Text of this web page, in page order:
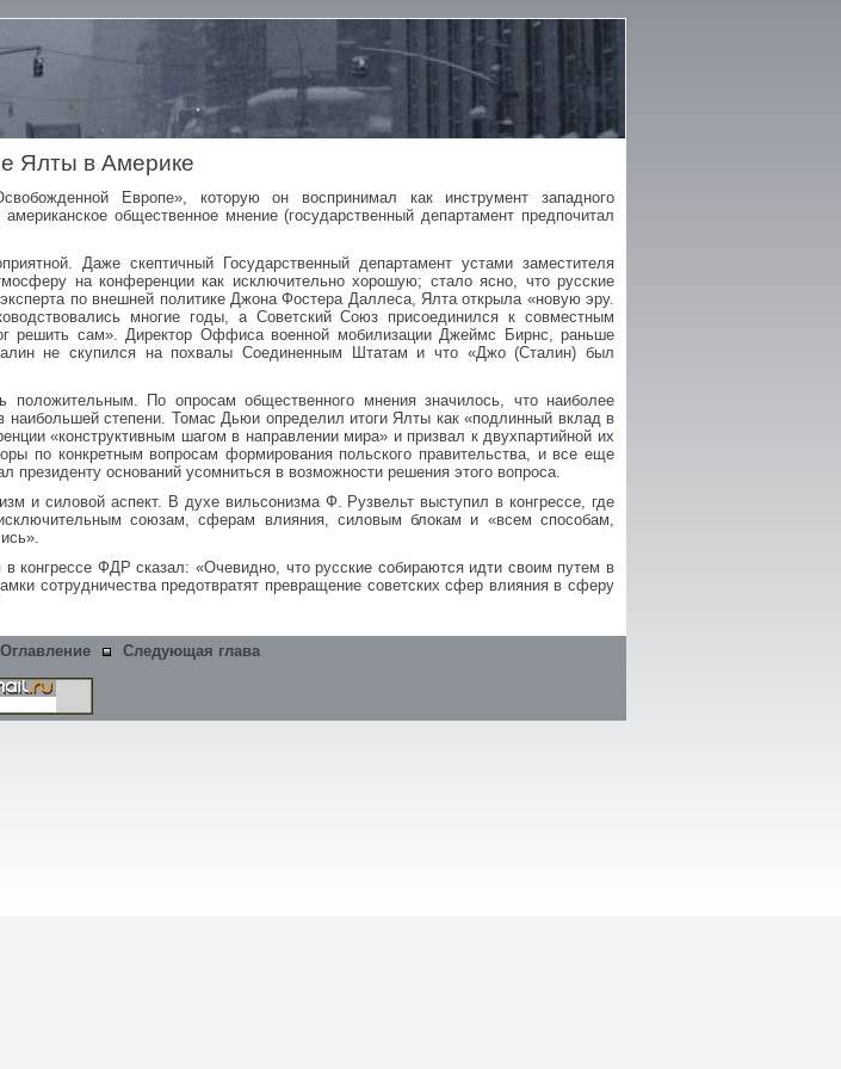
Ялты в Америке
Европе», которую он воспринимал как инструмент западного
общественное мнение (государственный департамент предпочитал
Даже скептичный Государственный департамент устами заместителя
на конференции как исключительно хорошую; стало ясно, что русские
по внешней политике Джона Фостера Даллеса, Ялта открыла «новую эру.
многие годы, а Советский Союз присоединился к совместным
решить сам». Директор Оффиса военной мобилизации Джеймс Бирнс, раньше
не скупился на похвалы Соединенным Штатам и что «Джо (Сталин) был
положительным. По опросам общественного мнения значилось, что наиболее
степени. Томас Дьюи определил итоги Ялты как «подлинный вклад в
«конструктивным шагом в направлении мира» и призвал к двухпартийной их
по конкретным вопросам формирования польского правительства, и все еще
оснований усомниться в возможности решения этого вопроса.
и силовой аспект. В духе вильсонизма Ф. Рузвельт выступил в конгрессе, где
союзам, сферам влияния, силовым блокам и «всем способам,
конгрессе ФДР сказал: «Очевидно, что русские собираются идти своим путем в
сотрудничества предотвратят превращение советских сфер влияния в сферу
Оглавление Следующая глава